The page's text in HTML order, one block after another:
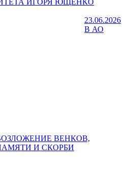
23.06.2026
В АО
ВЕНКОВ,
И СКОРБИ